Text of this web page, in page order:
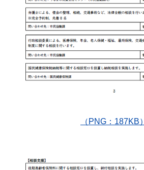
（PNG：187KB）